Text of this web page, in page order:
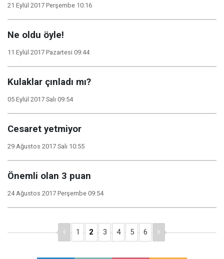
21 Eylül 2017 Perşembe 10:16
Ne oldu öyle!
11 Eylül 2017 Pazartesi 09:44
Kulaklar çınladı mı?
05 Eylül 2017 Salı 09:54
Cesaret yetmiyor
29 Ağustos 2017 Salı 10:55
Önemli olan 3 puan
24 Ağustos 2017 Perşembe 09:54
1 2 3 4 5 6